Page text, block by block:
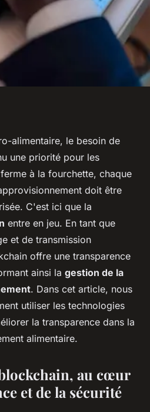
les
blockchain
la
la chaîne
de lecture
alimentaire, le besoin de
une priorité pour les
à la fourchette, chaque
doit être
C'est ici que la
entre en jeu. En tant que
et de transmission
offre une transparence
ainsi la gestion de la
. Dans cet article, nous
utiliser les technologies
la transparence dans la
alimentaire.
au cœur
et de la sécurité